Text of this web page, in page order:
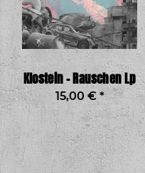
Klostein - Rauschen Lp
15,00 € *